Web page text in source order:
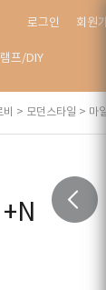
로그인 회원
프/DIY
> 모던스타일 > 마